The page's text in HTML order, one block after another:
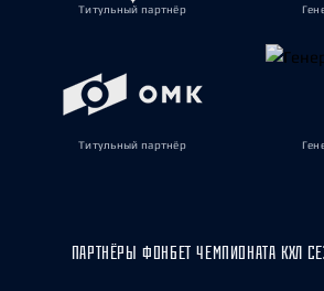
Титульный партнёр
Титульный партнёр
ПАРТНЁРЫ ФОНБЕТ ЧЕМПИОНАТА КХЛ